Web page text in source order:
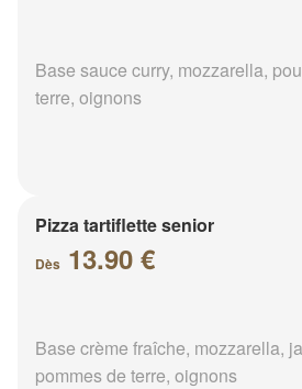
Base sauce curry, mozzarella,
terre, oignons
Pizza tartiflette senior
Dès 13.90 €
Base crème fraîche, mozzarella,
pommes de terre, oignons